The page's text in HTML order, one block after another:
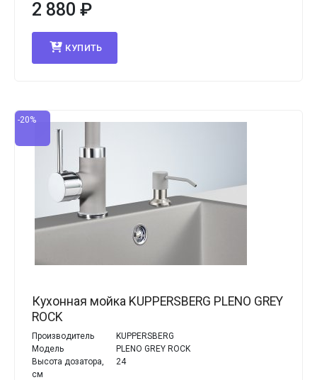
2 880 ₽
КУПИТЬ
-20%
Кухонная мойка KUPPERSBERG PLENO GREY
ROCK
Производитель
KUPPERSBERG
Модель
PLENO GREY ROCK
Высота дозатора,
см
24